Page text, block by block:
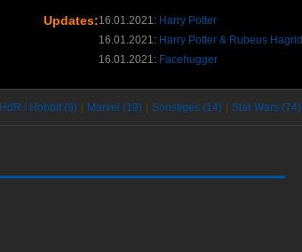
Updates:16.01.2021: Harry Potter
16.01.2021: Harry Potter & Rubeus Hagrid
16.01.2021: Facehugger
HdR / Hobbit (9) Marvel (19) Sonstiges (14) Star Wars (74)